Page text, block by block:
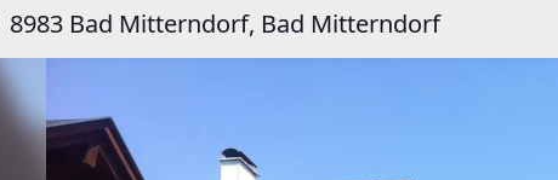
8983 Bad Mitterndorf, Bad Mitterndorf